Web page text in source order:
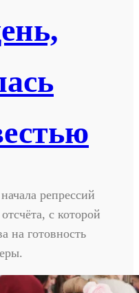
репрессий
с которой
на готовность